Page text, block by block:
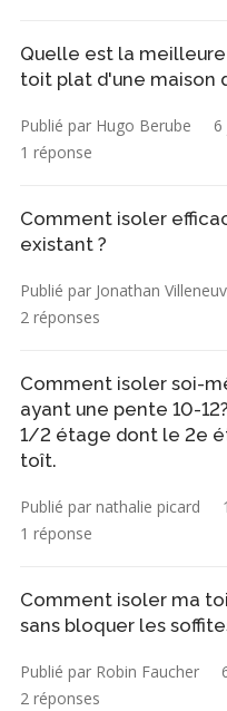
Quelle est la
toit plat d'une maison
Publié par Hugo Berube 6
1 réponse
Comment isoler
existant ?
Publié par Jonathan
2 réponses
Comment isoler soi-
ayant une pente 10-
1/2 étage dont le 2e
toît.
Publié par nathalie picard
1 réponse
Comment isoler ma
sans bloquer les
Publié par Robin Faucher
2 réponses